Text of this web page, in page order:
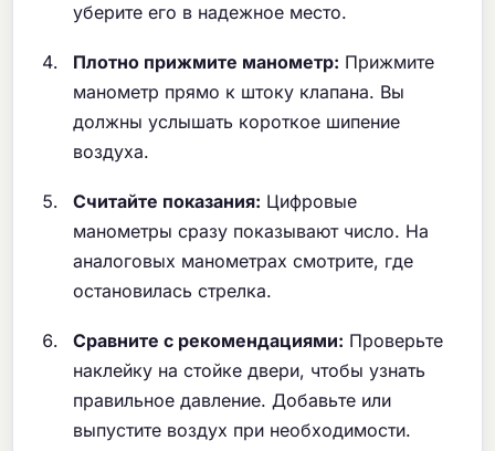
уберите его в надежное место.
Плотно прижмите манометр: Прижмите
манометр прямо к штоку клапана. Вы
должны услышать короткое шипение
воздуха.
Считайте показания: Цифровые
манометры сразу показывают число. На
аналоговых манометрах смотрите, где
остановилась стрелка.
Сравните с рекомендациями: Проверьте
наклейку на стойке двери, чтобы узнать
правильное давление. Добавьте или
выпустите воздух при необходимости.